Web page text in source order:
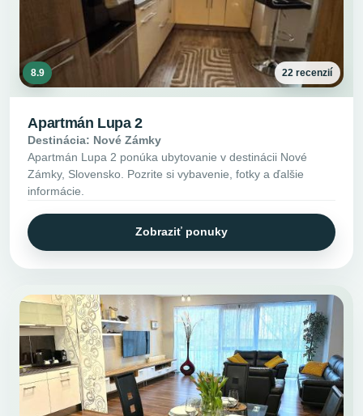
8.9 22 recenzií
Apartmán Lupa 2
Destinácia: Nové Zámky
Apartmán Lupa 2 ponúka ubytovanie v destinácii Nové
Zámky, Slovensko. Pozrite si vybavenie, fotky a ďalšie
informácie.
Zobraziť ponuky